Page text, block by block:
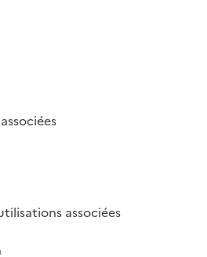
associées